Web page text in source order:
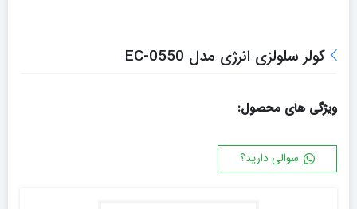
کولر سلولزی انرژی مدل EC-0550
ویژگی های محصول:
سوالی دارید؟